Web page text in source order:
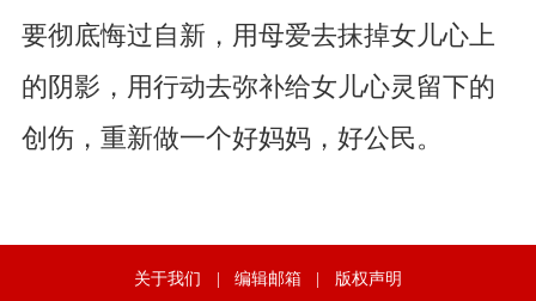
要彻底悔过自新，用母爱去抹掉女儿心上
的阴影，用行动去弥补给女儿心灵留下的
创伤，重新做一个好妈妈，好公民。
关于我们 | 编辑邮箱 | 版权声明